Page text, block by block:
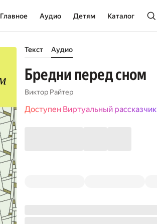
Главное Аудио Детям Каталог
Текст Аудио
Бредни перед сном
Виктор Райтер
Доступен Виртуальный рассказчик